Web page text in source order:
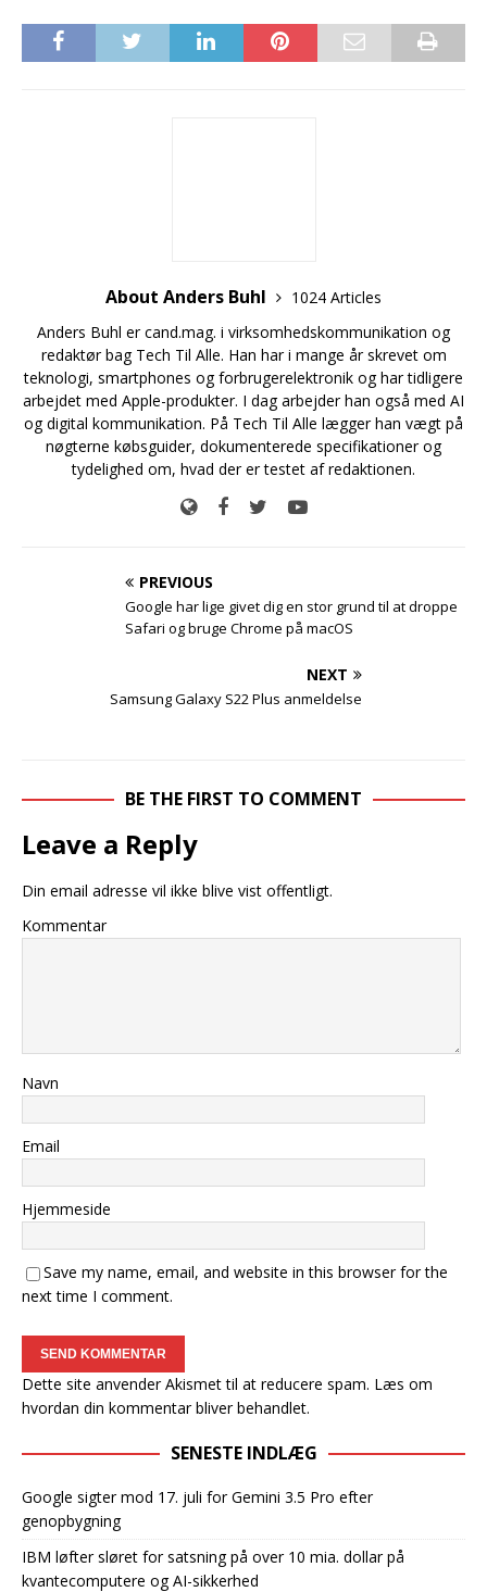
About Anders Buhl
1024 Articles
Anders Buhl er cand.mag. i virksomhedskommunikation og
redaktør bag Tech Til Alle. Han har i mange år skrevet om
teknologi, smartphones og forbrugerelektronik og har tidligere
arbejdet med Apple-produkter. I dag arbejder han også med AI
og digital kommunikation. På Tech Til Alle lægger han vægt på
nøgterne købsguider, dokumenterede specifikationer og
tydelighed om, hvad der er testet af redaktionen.
PREVIOUS
Google har lige givet dig en stor grund til at droppe
Safari og bruge Chrome på macOS
NEXT
Samsung Galaxy S22 Plus anmeldelse
BE THE FIRST TO COMMENT
Leave a Reply
Din email adresse vil ikke blive vist offentligt.
Kommentar
Navn
Email
Hjemmeside
Save my name, email, and website in this browser for the
next time I comment.
Dette site anvender Akismet til at reducere spam. Læs om
hvordan din kommentar bliver behandlet.
SENESTE INDLÆG
Google sigter mod 17. juli for Gemini 3.5 Pro efter
genopbygning
IBM løfter sløret for satsning på over 10 mia. dollar på
kvantecomputere og AI-sikkerhed